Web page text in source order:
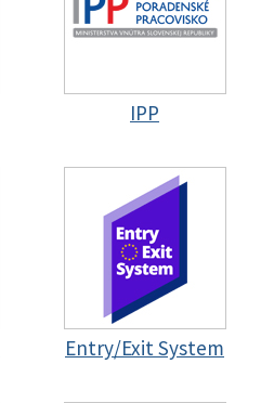
IPP
Entry/Exit System